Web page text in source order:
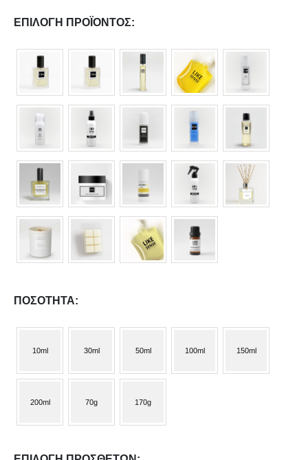
ΕΠΙΛΟΓΉ ΠΡΟΪΌΝΤΟΣ
ΠΟΣΌΤΗΤΑ
10ml 30ml 50ml 100ml 150ml
200ml 70g 170g
Γ.Ε.ΜΗ 055322409000 Α.Φ.Μ 044609060
Κατάστημα
Σχετικά με εμάς